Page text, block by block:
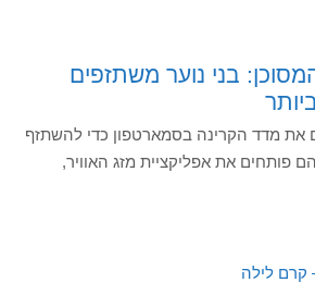
בני נוער משתזפים
את מדד הקרינה בסמארטפון כדי להשתזף
פותחים את אפליקציית מזג האוויר,